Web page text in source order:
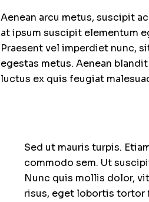
Aenean arcu metus, suscipit
at ipsum suscipit elementum
Praesent vel imperdiet nunc,
egestas metus. Aenean
luctus ex quis feugiat
Sed ut mauris turpis.
commodo sem. Ut
Nunc quis mollis dolor,
risus, eget lobortis tortor